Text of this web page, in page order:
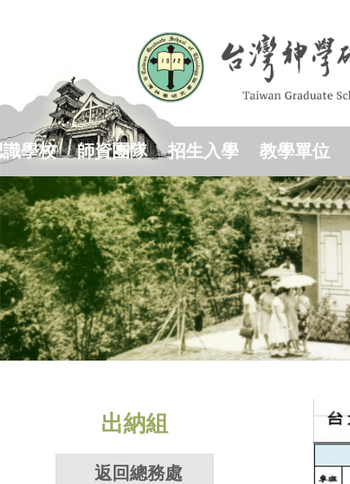
區
學校 師資團隊 招生入學 教學單位
出納組
返回總務處